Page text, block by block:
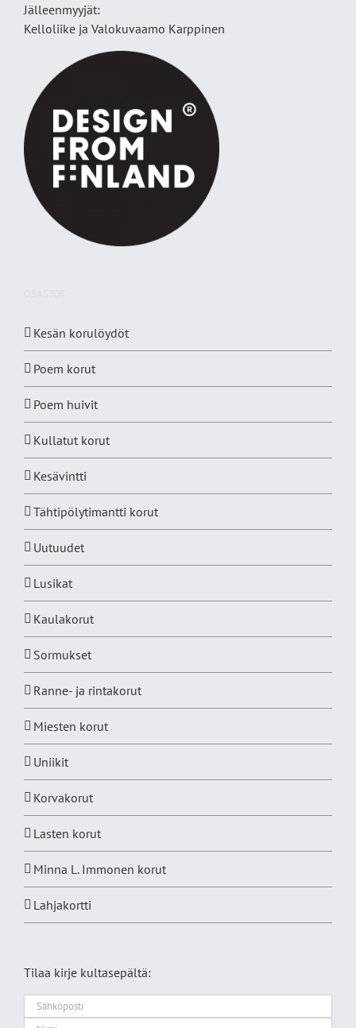
Jälleenmyyjät:
Kelloliike ja Valokuvaamo Karppinen
Kesän korulöydöt
Poem korut
Poem huivit
Kullatut korut
Kesävintti
Tähtipölytimantti korut
Uutuudet
Lusikat
Kaulakorut
Sormukset
Ranne- ja rintakorut
Miesten korut
Uniikit
Korvakorut
Lasten korut
Minna L. Immonen korut
Lahjakortti
Tilaa kirje kultasepältä: